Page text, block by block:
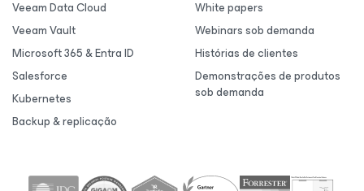
Veeam Data Cloud
Veeam Vault
Microsoft 365 & Entra ID
Salesforce
Kubernetes
Backup & replicação
White papers
Webinars sob demanda
Histórias de clientes
Demonstrações de produtos
sob demanda